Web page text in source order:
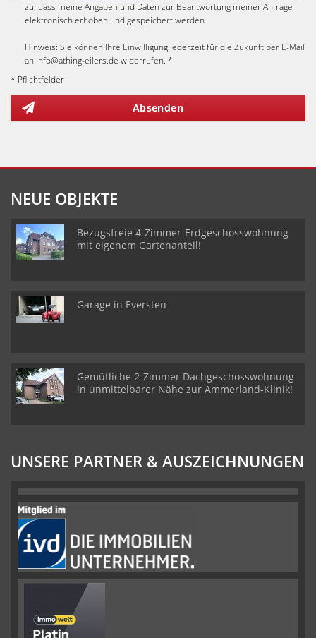
zu, dass meine Angaben und Daten zur Beantwortung meiner Anfrage
elektronisch erhoben und gespeichert werden.
Hinweis: Sie können Ihre Einwilligung jederzeit für die Zukunft per E-Mail
an info@athing-eilers.de widerrufen. *
* Pflichtfelder
Absenden
NEUE OBJEKTE
Bezugsfreie 4-Zimmer-Erdgeschosswohnung
mit eigenem Gartenanteil!
Garage in Eversten
Gemütliche 2-Zimmer Dachgeschosswohnung
in unmittelbarer Nähe zur Ammerland-Klinik!
UNSERE PARTNER & AUSZEICHNUNGEN